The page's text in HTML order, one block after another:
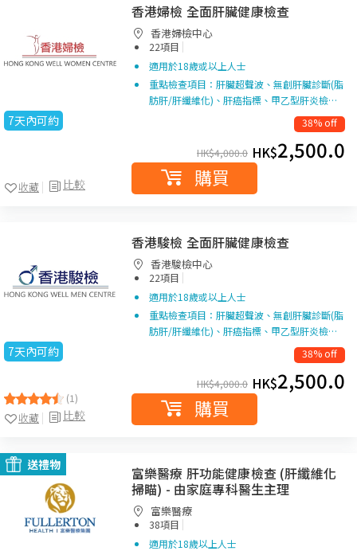
7天內可約
比較
收藏
香港婦檢 全面肝臟健康檢查
香港婦檢中心
22項目 |
適用於18歲或以上人士
重點檢查項目：肝臟超聲波、無創肝臟診斷(脂
肪肝/肝纖維化)、肝癌指標、甲乙型肝炎檢…
38% off
HK$4,000.0 HK$2,500.0
購買
7天內可約
(1)
比較
收藏
香港駿檢 全面肝臟健康檢查
香港駿檢中心
22項目 |
適用於18歲或以上人士
重點檢查項目：肝臟超聲波、無創肝臟診斷(脂
肪肝/肝纖維化)、肝癌指標、甲乙型肝炎檢…
38% off
HK$4,000.0 HK$2,500.0
購買
送禮物
富樂醫療 肝功能健康檢查 (肝纖維化
掃瞄) - 由家庭專科醫生主理
富樂醫療
38項目 |
適用於18歲以上人士